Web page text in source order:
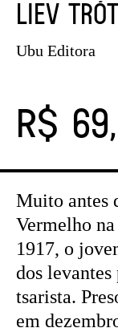
LIEV
Ubu Editora
R$
Muito antes
Vermelho
1917, o
dos
tsarista.
em